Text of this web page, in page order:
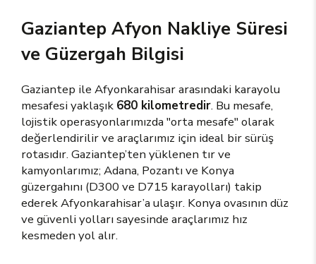
Gaziantep Afyon Nakliye Süresi
ve Güzergah Bilgisi
Gaziantep ile Afyonkarahisar arasındaki karayolu
mesafesi yaklaşık 680 kilometredir. Bu mesafe,
lojistik operasyonlarımızda "orta mesafe" olarak
değerlendirilir ve araçlarımız için ideal bir sürüş
rotasıdır. Gaziantep’ten yüklenen tır ve
kamyonlarımız; Adana, Pozantı ve Konya
güzergahını (D300 ve D715 karayolları) takip
ederek Afyonkarahisar’a ulaşır. Konya ovasının düz
ve güvenli yolları sayesinde araçlarımız hız
kesmeden yol alır.